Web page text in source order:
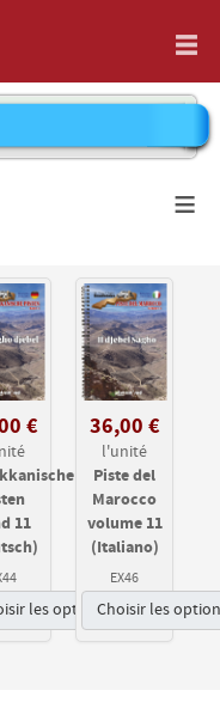
≡
€
11
les options
36,00 €
l'unité
Piste del
Marocco
volume 11
(Italiano)
EX46
Choisir les